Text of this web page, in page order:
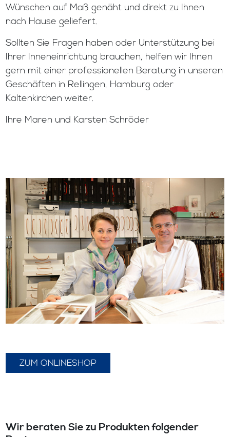
Wünschen auf Maß genäht und direkt zu Ihnen
nach Hause geliefert.
Sollten Sie Fragen haben oder Unterstützung bei
Ihrer Inneneinrichtung brauchen, helfen wir Ihnen
gern mit einer professionellen Beratung in unseren
Geschäften in Rellingen, Hamburg oder
Kaltenkirchen weiter.
Ihre Maren und Karsten Schröder
ZUM ONLINESHOP
Wir beraten Sie zu Produkten folgender